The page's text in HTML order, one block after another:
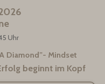
Uhr
Diamond”- Mindset
beginnt im Kopf